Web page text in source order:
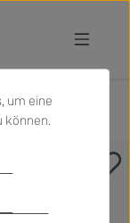
um eine
können.